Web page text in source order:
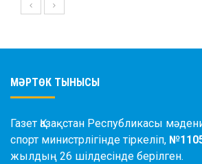
МӘРТӨК ТЫНЫСЫ
Газет Қазақстан Республикасы
спорт министрлігінде тіркеліп,
жылдың 26 шілдесінде берілген.